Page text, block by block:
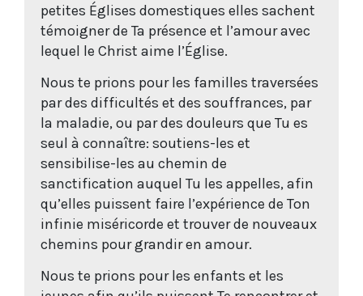
petites Églises domestiques elles sachent
témoigner de Ta présence et l’amour avec
lequel le Christ aime l’Église.
Nous te prions pour les familles traversées
par des difficultés et des souffrances, par
la maladie, ou par des douleurs que Tu es
seul à connaître: soutiens-les et
sensibilise-les au chemin de
sanctification auquel Tu les appelles, afin
qu’elles puissent faire l’expérience de Ton
infinie miséricorde et trouver de nouveaux
chemins pour grandir en amour.
Nous te prions pour les enfants et les